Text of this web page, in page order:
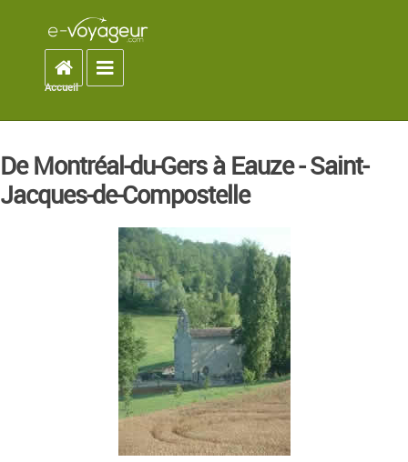
Accueil
Toggle navigation
Accueil
De Montréal-du-Gers à Eauze - Saint-
Jacques-de-Compostelle